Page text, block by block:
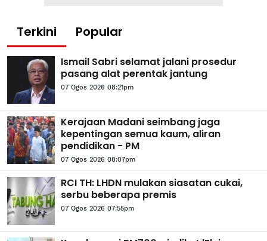
Terkini Popular
Ismail Sabri selamat jalani prosedur
pasang alat perentak jantung
07 Ogos 2026 08:21pm
Kerajaan Madani seimbang jaga
kepentingan semua kaum, aliran
pendidikan - PM
07 Ogos 2026 08:07pm
RCI TH: LHDN mulakan siasatan cukai,
serbu beberapa premis
07 Ogos 2026 07:55pm